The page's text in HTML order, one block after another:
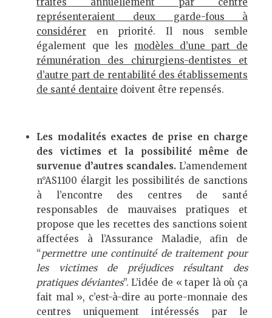
représenteraient deux garde-fous à
considérer en priorité. Il nous semble
également que les modèles d’une part de
rémunération des chirurgiens-dentistes et
d’autre part de rentabilité des établissements
de santé dentaire doivent être repensés.
Les modalités exactes de prise en charge
des victimes et la possibilité même de
survenue d’autres scandales. L’amendement
n°AS1100 élargit les possibilités de sanctions
à l’encontre des centres de santé
responsables de mauvaises pratiques et
propose que les recettes des sanctions soient
affectées à l’Assurance Maladie, afin de
“permettre une continuité de traitement pour
les victimes de préjudices résultant des
pratiques déviantes”. L’idée de « taper là où ça
fait mal », c’est-à-dire au porte-monnaie des
centres uniquement intéressés par le